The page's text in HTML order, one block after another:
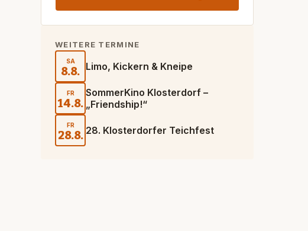
WEITERE TERMINE
SA
8.8. Limo, Kickern & Kneipe
FR
14.8.
SommerKino Klosterdorf –
„Friendship!“
FR
28.8. 28. Klosterdorfer Teichfest